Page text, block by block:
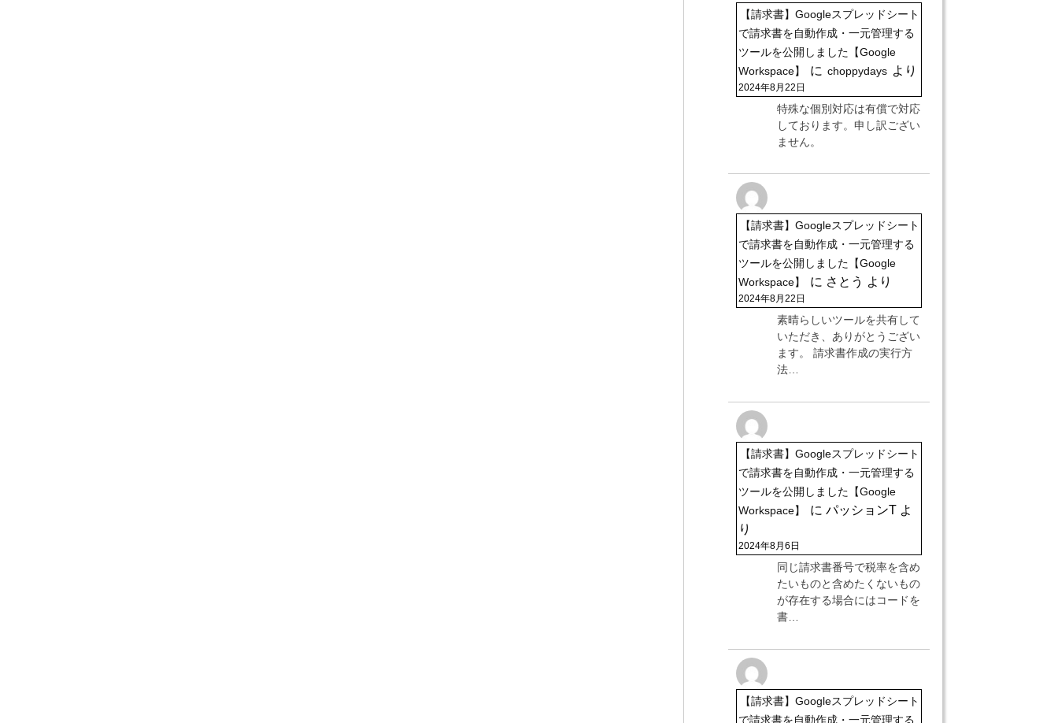
【請求書】Googleスプレッドシート
で請求書を自動作成・一元管理する
ツールを公開しました【Google
Workspace】
に choppydays より
2024年8月22日
特殊な個別対応は有償で対応
しております。申し訳ござい
ません。
【請求書】Googleスプレッドシート
で請求書を自動作成・一元管理する
ツールを公開しました【Google
Workspace】
に さとう より
2024年8月22日
素晴らしいツールを共有して
いただき、ありがとうござい
ます。 請求書作成の実行方
法…
【請求書】Googleスプレッドシート
で請求書を自動作成・一元管理する
ツールを公開しました【Google
Workspace】
に パッションT よ
り
2024年8月6日
同じ請求書番号で税率を含め
たいものと含めたくないもの
が存在する場合にはコードを
書…
【請求書】Googleスプレッドシート
で請求書を自動作成・一元管理する